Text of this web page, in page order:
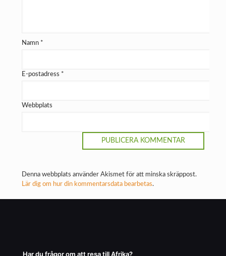
Namn *
E-postadress *
Webbplats
Denna webbplats använder Akismet för att minska skräppost.
Lär dig om hur din kommentarsdata bearbetas.
Har du frågor om att resa till Afrika?